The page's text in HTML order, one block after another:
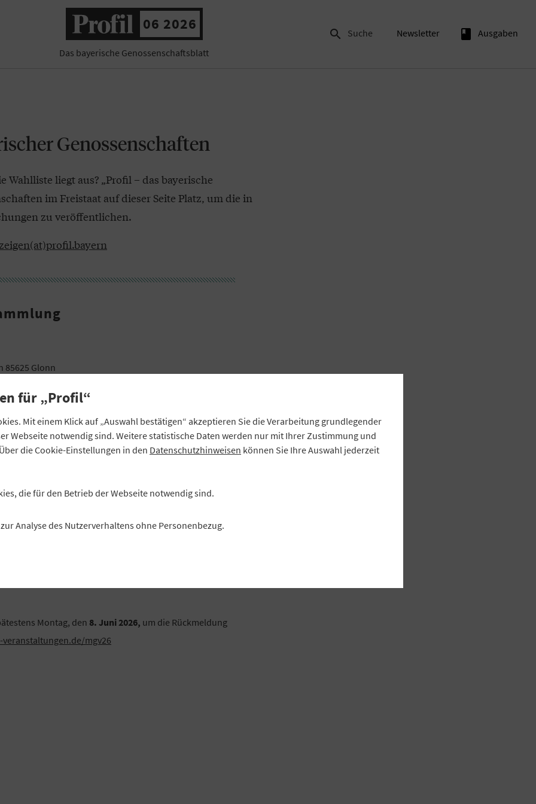
06 2026
Das bayerische Genossenschaftsblatt
 Suche Newsletter book Ausgaben
Genossenschaften
liegt aus? „Profil – das bayerische
im Freistaat auf dieser Seite Platz, um die in
zu veröffentlichen.
85625 Glonn
als ordentliche Mitglieder des VR Gewinnsparvereins
Montag, den 8. Juni 2026, um die Rückmeldung
mgv26
für „Profil“
Mit einem Klick auf „Auswahl bestätigen“ akzeptieren Sie die Verarbeitung grundlegender
Webseite notwendig sind. Weitere statistische Daten werden nur mit Ihrer Zustimmung und
die Cookie-Einstellungen in den Datenschutzhinweisen können Sie Ihre Auswahl jederzeit
die für den Betrieb der Webseite notwendig sind.
Analyse des Nutzerverhaltens ohne Personenbezug.